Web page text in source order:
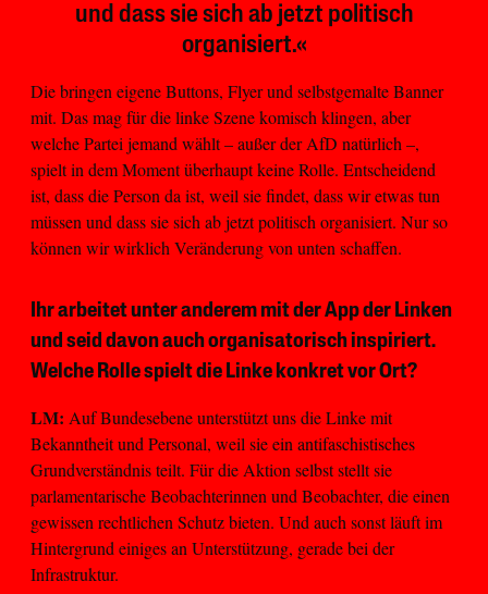
und dass sie sich ab jetzt politisch
organisiert.«
Die bringen eigene Buttons, Flyer und selbstgemalte Banner
mit. Das mag für die linke Szene komisch klingen, aber
welche Partei jemand wählt – außer der AfD natürlich –,
spielt in dem Moment überhaupt keine Rolle. Entscheidend
ist, dass die Person da ist, weil sie findet, dass wir etwas tun
müssen und dass sie sich ab jetzt politisch organisiert. Nur so
können wir wirklich Veränderung von unten schaffen.
Ihr arbeitet unter anderem mit der App der Linken
und seid davon auch organisatorisch inspiriert.
Welche Rolle spielt die Linke konkret vor Ort?
LM: Auf Bundesebene unterstützt uns die Linke mit
Bekanntheit und Personal, weil sie ein antifaschistisches
Grundverständnis teilt. Für die Aktion selbst stellt sie
parlamentarische Beobachterinnen und Beobachter, die einen
gewissen rechtlichen Schutz bieten. Und auch sonst läuft im
Hintergrund einiges an Unterstützung, gerade bei der
Infrastruktur.